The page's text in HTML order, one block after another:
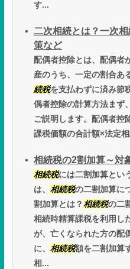
す...
二次相続とは？一次
策など
配偶者控除とは、配偶者
産のうち、一定の割合あ
続税を支払わずに済み節
偶者控除の計算方法まず
ご説明します。配偶者控
課税価額の合計額×法定
相続税の2割加算～対
相続税には二割加算とい
は、 相続税の二割加算に
割加算とは？相続税の二
相続時精算課税を利用し
が、亡くなられた方の配
に、 相続税額を二割加算
相...